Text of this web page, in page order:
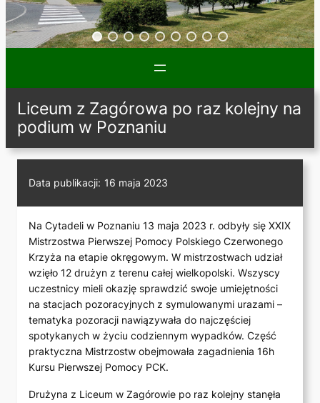
Liceum z Zagórowa po raz kolejny na
podium w Poznaniu
Data publikacji: 16 maja 2023
Na Cytadeli w Poznaniu 13 maja 2023 r. odbyły się XXIX
Mistrzostwa Pierwszej Pomocy Polskiego Czerwonego
Krzyża na etapie okręgowym. W mistrzostwach udział
wzięło 12 drużyn z terenu całej wielkopolski. Wszyscy
uczestnicy mieli okazję sprawdzić swoje umiejętności
na stacjach pozoracyjnych z symulowanymi urazami –
tematyka pozoracji nawiązywała do najczęściej
spotykanych w życiu codziennym wypadków. Część
praktyczna Mistrzostw obejmowała zagadnienia 16h
Kursu Pierwszej Pomocy PCK.
Drużyna z Liceum w Zagórowie po raz kolejny stanęła